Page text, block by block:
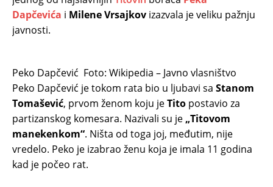
Dapčevića i Milene Vrsajkov izazvala je veliku pažnju
javnosti.
Peko Dapčević Foto: Wikipedia – Javno vlasništvo
Peko Dapčević je tokom rata bio u ljubavi sa Stanom
Tomašević, prvom ženom koju jeTito postavio za
partizanskog komesara. Nazivali su je „Titovom
manekenkom“. Ništa od toga joj, međutim, nije
vredelo. Peko je izabrao ženu koja je imala 11 godina
kad je počeo rat.